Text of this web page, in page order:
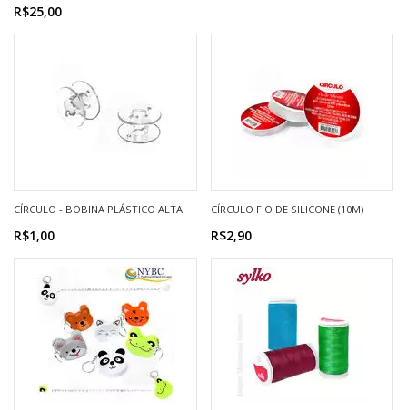
R$25,00
CÍRCULO - BOBINA PLÁSTICO ALTA
R$1,00
CÍRCULO FIO DE SILICONE (10M)
R$2,90